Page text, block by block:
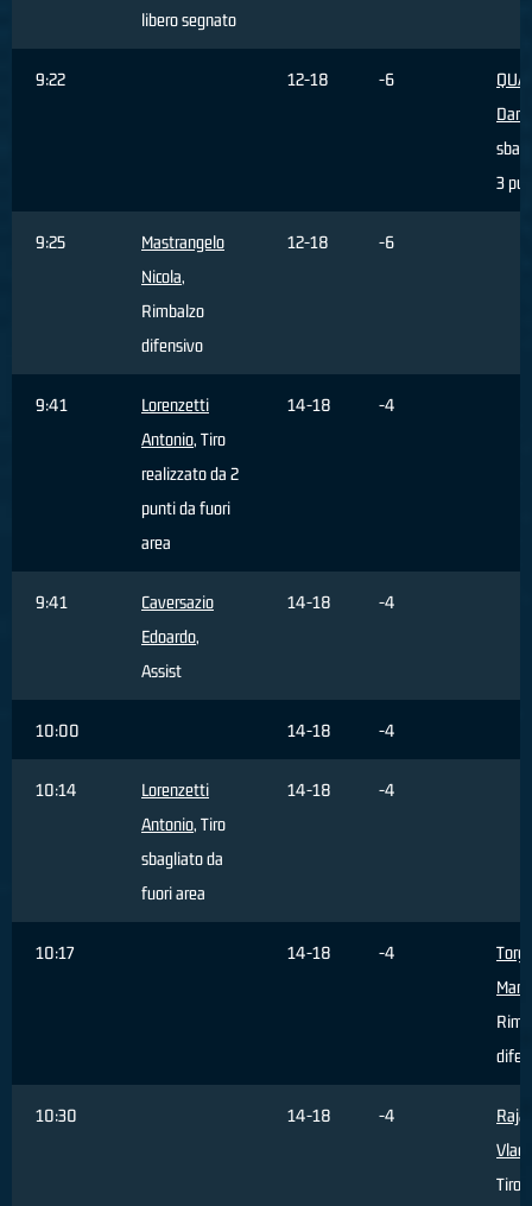
libero segnato
9:22 12-18 -6
3
9:25
Mastrangelo
Nicola,
Rimbalzo
difensivo
12-18 -6
9:41
Lorenzetti
Antonio, Tiro
realizzato da 2
punti da fuori
area
14-18 -4
9:41
Caversazio
Edoardo,
Assist
14-18 -4
10:00 14-18 -4
10:14
Lorenzetti
Antonio, Tiro
sbagliato da
fuori area
14-18 -4
10:17 14-18 -4
10:30 14-18 -4
Tiro